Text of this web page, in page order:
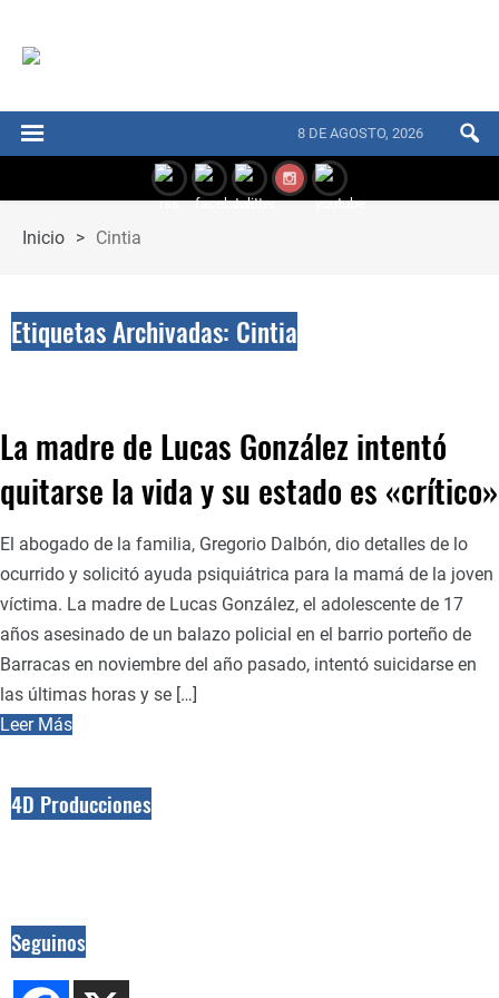
8 DE AGOSTO, 2026
Inicio > Cintia
Etiquetas Archivadas: Cintia
La madre de Lucas González intentó
quitarse la vida y su estado es «crítico»
El abogado de la familia, Gregorio Dalbón, dio detalles de lo
ocurrido y solicitó ayuda psiquiátrica para la mamá de la joven
víctima. La madre de Lucas González, el adolescente de 17
años asesinado de un balazo policial en el barrio porteño de
Barracas en noviembre del año pasado, intentó suicidarse en
las últimas horas y se […]
Leer Más
4D Producciones
Seguinos